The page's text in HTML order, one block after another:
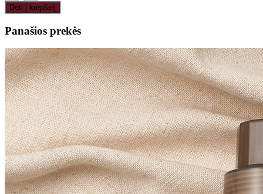
Dėti į krepšelį
Panašios prekės